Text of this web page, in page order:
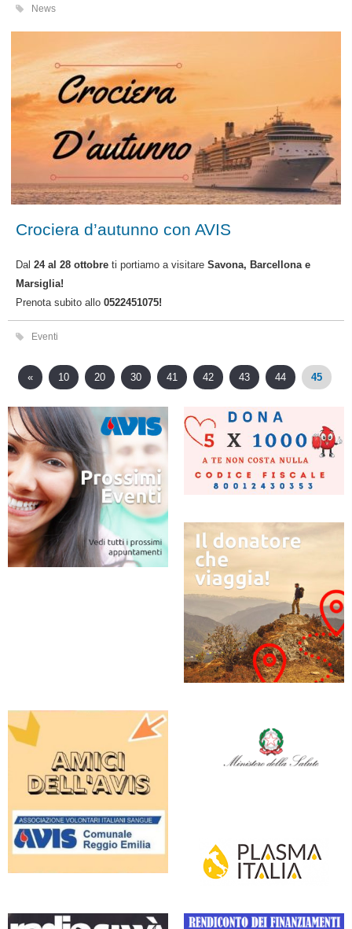
News
Crociera d’autunno con AVIS
Dal 24 al 28 ottobre ti portiamo a visitare Savona, Barcellona e
Marsiglia!
Prenota subito allo 0522451075!
Eventi
« 10 20 30 41 42 43 44 45